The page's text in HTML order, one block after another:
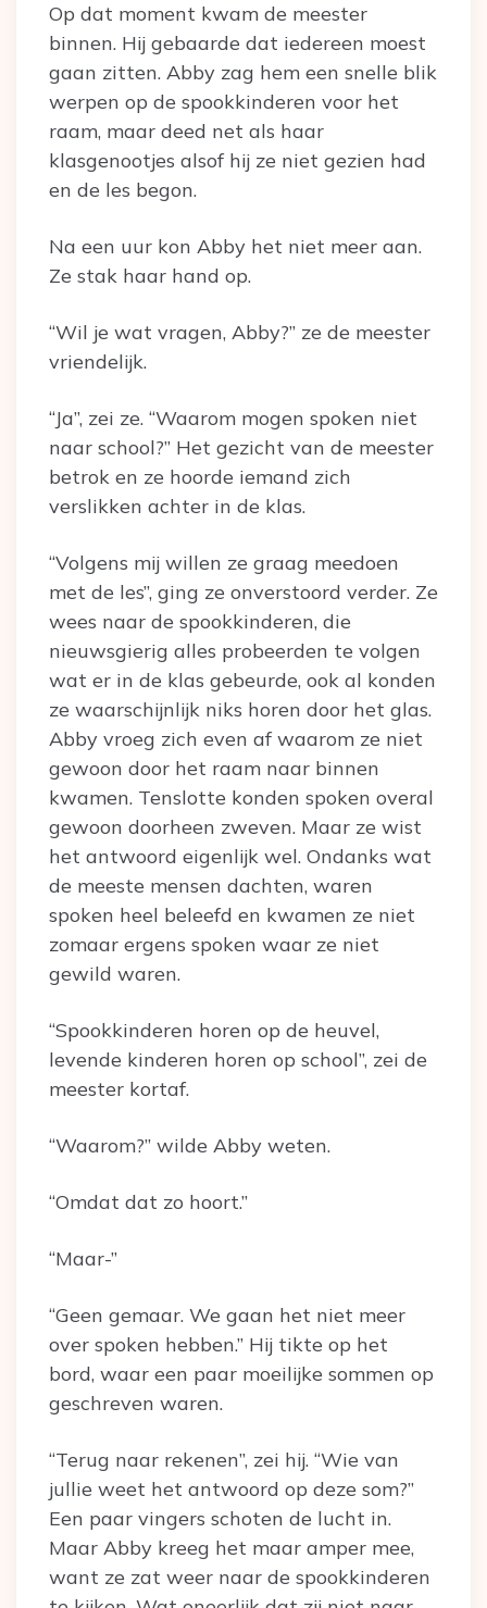
Op dat moment kwam de meester
binnen. Hij gebaarde dat iedereen moest
gaan zitten. Abby zag hem een snelle blik
werpen op de spookkinderen voor het
raam, maar deed net als haar
klasgenootjes alsof hij ze niet gezien had
en de les begon.
Na een uur kon Abby het niet meer aan.
Ze stak haar hand op.
“Wil je wat vragen, Abby?” ze de meester
vriendelijk.
“Ja”, zei ze. “Waarom mogen spoken niet
naar school?” Het gezicht van de meester
betrok en ze hoorde iemand zich
verslikken achter in de klas.
“Volgens mij willen ze graag meedoen
met de les”, ging ze onverstoord verder. Ze
wees naar de spookkinderen, die
nieuwsgierig alles probeerden te volgen
wat er in de klas gebeurde, ook al konden
ze waarschijnlijk niks horen door het glas.
Abby vroeg zich even af waarom ze niet
gewoon door het raam naar binnen
kwamen. Tenslotte konden spoken overal
gewoon doorheen zweven. Maar ze wist
het antwoord eigenlijk wel. Ondanks wat
de meeste mensen dachten, waren
spoken heel beleefd en kwamen ze niet
zomaar ergens spoken waar ze niet
gewild waren.
“Spookkinderen horen op de heuvel,
levende kinderen horen op school”, zei de
meester kortaf.
“Waarom?” wilde Abby weten.
“Omdat dat zo hoort.”
“Maar-”
“Geen gemaar. We gaan het niet meer
over spoken hebben.” Hij tikte op het
bord, waar een paar moeilijke sommen op
geschreven waren.
“Terug naar rekenen”, zei hij. “Wie van
jullie weet het antwoord op deze som?”
Een paar vingers schoten de lucht in.
Maar Abby kreeg het maar amper mee,
want ze zat weer naar de spookkinderen